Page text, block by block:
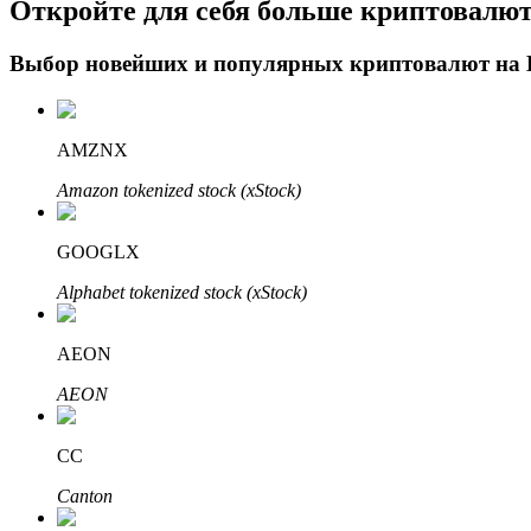
Блокировки BTR
Эксклюзивные инвестиции для владельцев BTR
Кредиты
Сервис заимствований, обеспеченных криптовалютой
Откройте для себя больше
Выбор новейших и популярных криптовалют на
AMZNX
Amazon tokenized stock (xStock)
GOOGLX
Alphabet tokenized stock (xStock)
AEON
AEON
CC
Canton